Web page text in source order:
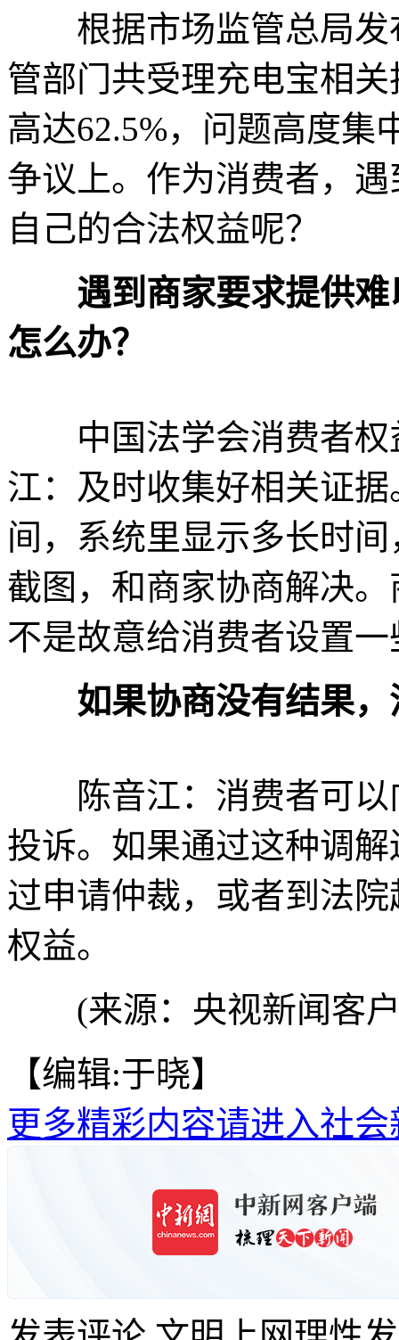
根据市场监管总局发
管部门共受理充电宝相
高达62.5%，问题高度集
争议上。作为消费者，
自己的合法权益呢？
遇到商家要求提供难
怎么办？
中国法学会消费者权
江：及时收集好相关证
间，系统里显示多长时
截图，和商家协商解决
不是故意给消费者设置
如果协商没有结果，
陈音江：消费者可以
投诉。如果通过这种调
过申请仲裁，或者到法
权益。
(来源：央视新闻客
【编辑:于晓】
更多精彩内容请进入社会